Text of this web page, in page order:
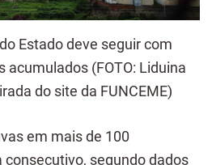
Estado deve seguir com
acumulados (FOTO: Liduina
do site da FUNCEME)
em mais de 100
consecutivo, segundo dados